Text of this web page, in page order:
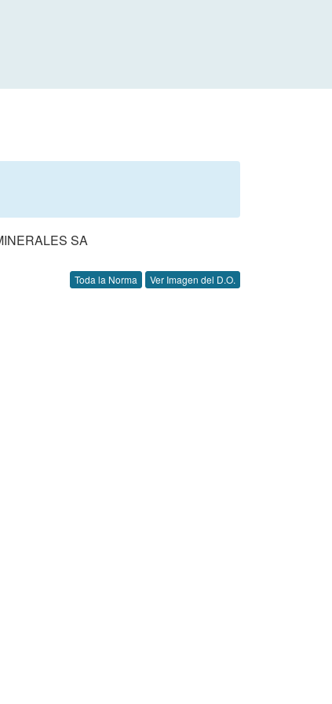
SA
Toda la Norma Ver Imagen del D.O.